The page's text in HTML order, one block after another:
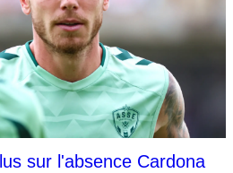
sur l'absence Cardona